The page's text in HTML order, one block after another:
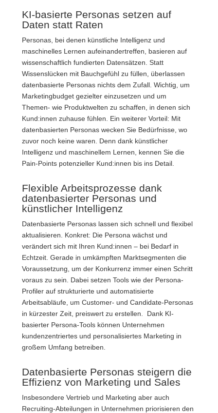
KI-basierte Personas setzen auf
Daten statt Raten
Personas, bei denen künstliche Intelligenz und
maschinelles Lernen aufeinandertreffen, basieren auf
wissenschaftlich fundierten Datensätzen. Statt
Wissenslücken mit Bauchgefühl zu füllen, überlassen
datenbasierte Personas nichts dem Zufall. Wichtig, um
Marketingbudget gezielter einzusetzen und um
Themen- wie Produktwelten zu schaffen, in denen sich
Kund:innen zuhause fühlen. Ein weiterer Vorteil: Mit
datenbasierten Personas wecken Sie Bedürfnisse, wo
zuvor noch keine waren. Denn dank künstlicher
Intelligenz und maschinellem Lernen, kennen Sie die
Pain-Points potenzieller Kund:innen bis ins Detail.
Flexible Arbeitsprozesse dank
datenbasierter Personas und
künstlicher Intelligenz
Datenbasierte Personas lassen sich schnell und flexibel
aktualisieren. Konkret: Die Persona wächst und
verändert sich mit Ihren Kund:innen – bei Bedarf in
Echtzeit. Gerade in umkämpften Marktsegmenten die
Voraussetzung, um der Konkurrenz immer einen Schritt
voraus zu sein. Dabei setzen Tools wie der Persona-
Profiler auf strukturierte und automatisierte
Arbeitsabläufe, um Customer- und Candidate-Personas
in kürzester Zeit, preiswert zu erstellen.
Dank KI-
basierter Persona-Tools können Unternehmen
kundenzentriertes und personalisiertes Marketing in
großem Umfang betreiben.
Datenbasierte Personas steigern die
Effizienz von Marketing und Sales
Insbesondere Vertrieb und Marketing aber auch
Recruiting-Abteilungen in Unternehmen priorisieren den